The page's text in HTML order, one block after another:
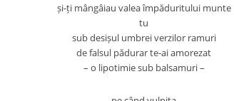
și-ți mângâiau valea împăduritului munte
tu
sub desișul umbrei verzilor ramuri
de falsul pădurar te-ai amorezat
– o lipotimie sub balsamuri –